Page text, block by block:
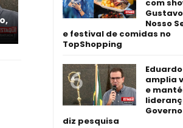
com
Nosso
e festival de comidas no
TopShopping
amplia
e
diz pesquisa